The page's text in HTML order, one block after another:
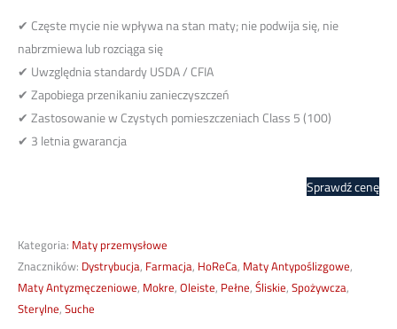
✔ Częste mycie nie wpływa na stan maty; nie podwija się, nie
nabrzmiewa lub rozciąga się
✔ Uwzględnia standardy USDA / CFIA
✔ Zapobiega przenikaniu zanieczyszczeń
✔ Zastosowanie w Czystych pomieszczeniach Class 5 (100)
✔ 3 letnia gwarancja
Sprawdź cenę
Kategoria: Maty przemysłowe
Znaczników: Dystrybucja, Farmacja, HoReCa, Maty Antypoślizgowe,
Maty Antyzmęczeniowe, Mokre, Oleiste, Pełne, Śliskie, Spożywcza,
Sterylne, Suche